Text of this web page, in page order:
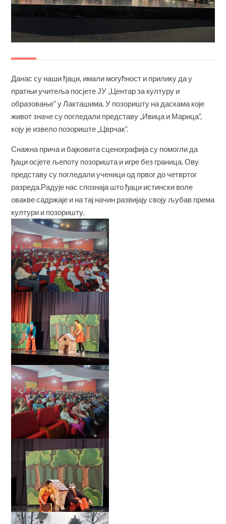
Данас су наши ђаци, имали могућност и прилику да у
пратњи учитеља посјете ЈУ „Центар за културу и
образовање“ у Лакташима. У позоришту на даскама које
живот значе су погледали представу „Ивица и Марица“,
коју је извело позориште „Цврчак“.
Снажна прича и бајковита сценографија су помогли да
ђаци осјете љепоту позоришта и игре без граница. Ову
представу су погледали ученици од првог до четвртог
разреда.Радује нас спознаја што ђаци истински воле
овакве садржаје и на тај начин развијају своју љубав према
култури и позоришту.